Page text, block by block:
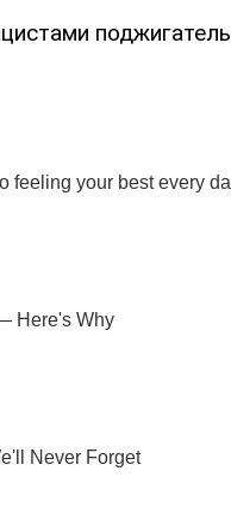
поджигатель